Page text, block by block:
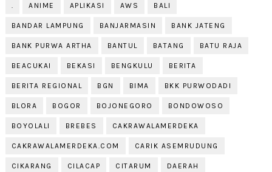
ANIME APLIKASI AWS BALI
BANDAR LAMPUNG BANJARMASIN BANK JATENG
BANK PURWA ARTHA BANTUL BATANG BATU RAJA
BEACUKAI BEKASI BENGKULU BERITA
BERITA REGIONAL BGN BIMA BKK PURWODADI
BLORA BOGOR BOJONEGORO BONDOWOSO
BOYOLALI BREBES CAKRAWALAMERDEKA
CAKRAWALAMERDEKA.COM CARIK ASEMRUDUNG
CIKARANG CILACAP CITARUM DAERAH